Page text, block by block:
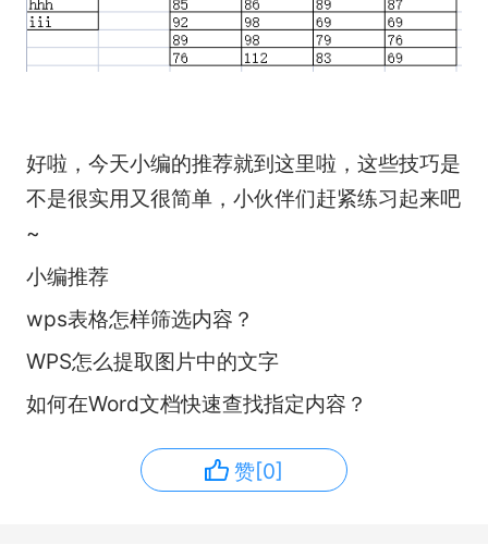
好啦，今天小编的推荐就到这里啦，这些技巧是
不是很实用又很简单，小伙伴们赶紧练习起来吧
~
小编推荐
wps表格怎样筛选内容？
WPS怎么提取图片中的文字
如何在Word文档快速查找指定内容？
赞[0]